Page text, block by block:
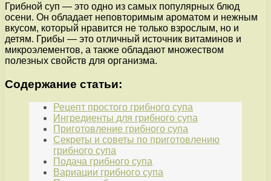
Грибной суп — это одно из самых популярных блюд
осени. Он обладает неповторимым ароматом и нежным
вкусом, который нравится не только взрослым, но и
детям. Грибы — это отличный источник витаминов и
микроэлементов, а также обладают множеством
полезных свойств для организма.
Содержание статьи:
Рецепт простого грибного супа
Ингредиенты для грибного супа
Приготовление грибного супа
Секреты и советы по приготовлению
грибного супа
Подача грибного супа
Вариации грибного супа